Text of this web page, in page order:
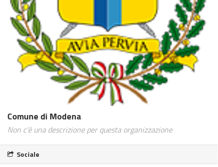
Comune di Modena
Non c'è una descrizione per questa organizzazione
Sociale